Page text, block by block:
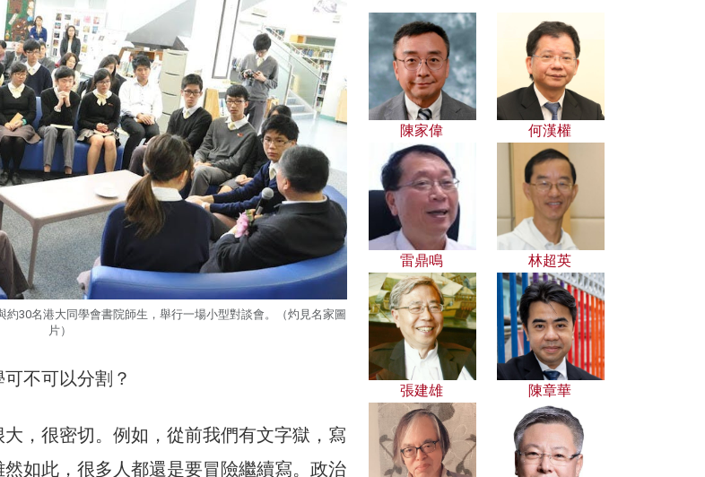
30名港大同學會書院師生，舉行一場小型對談會。（灼見名家圖
片）
不可以分割？
，很密切。例如，從前我們有文字獄，寫
如此，很多人都還是要冒險繼續寫。政治
陳家偉 何漢權
雷鼎鳴 林超英
張建雄 陳章華